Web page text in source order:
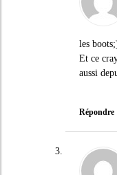
les
Et ce
aussi
Répondre